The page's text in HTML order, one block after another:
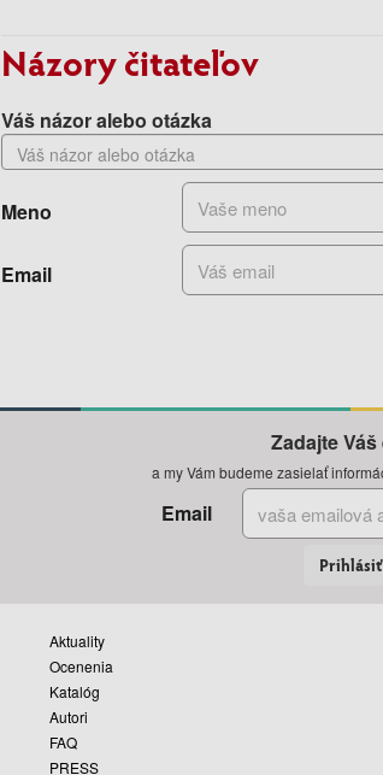
Názory čitateľov
Váš názor alebo otázka
Meno
Email
Zadajte Váš
a my Vám budeme zasielať
Email
Prihlásiť
Aktuality
Ocenenia
Katalóg
Autori
FAQ
PRESS